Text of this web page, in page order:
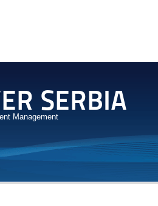
Management